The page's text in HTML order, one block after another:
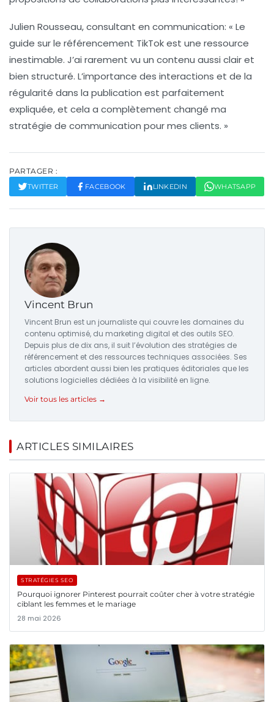
Julien Rousseau, consultant en communication: « Le
guide sur le référencement TikTokest une ressource
inestimable. J’ai rarement vu un contenu aussi clair et
bien structuré. L’importance des interactions et de la
régularité dans la publication est parfaitement
expliquée, et cela a complètement changé ma
stratégie de communication pour mes clients. »
PARTAGER :
TWITTER FACEBOOK LINKEDIN WHATSAPP
Vincent Brun
Vincent Brun est un journaliste qui couvre les domaines du
contenu optimisé, du marketing digital et des outils SEO.
Depuis plus de dix ans, il suit l’évolution des stratégies de
référencement et des ressources techniques associées. Ses
articles abordent aussi bien les pratiques éditoriales que les
solutions logicielles dédiées à la visibilité en ligne.
Voir tous les articles →
ARTICLES SIMILAIRES
STRATÉGIES SEO
Pourquoi ignorer Pinterest pourrait coûter cher à votre stratégie
ciblant les femmes et le mariage
28 mai 2026